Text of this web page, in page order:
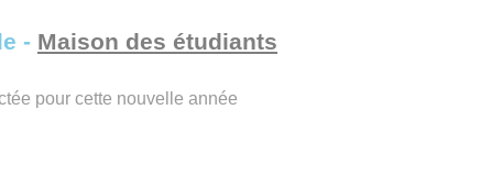
- Maison des étudiants
pour cette nouvelle année